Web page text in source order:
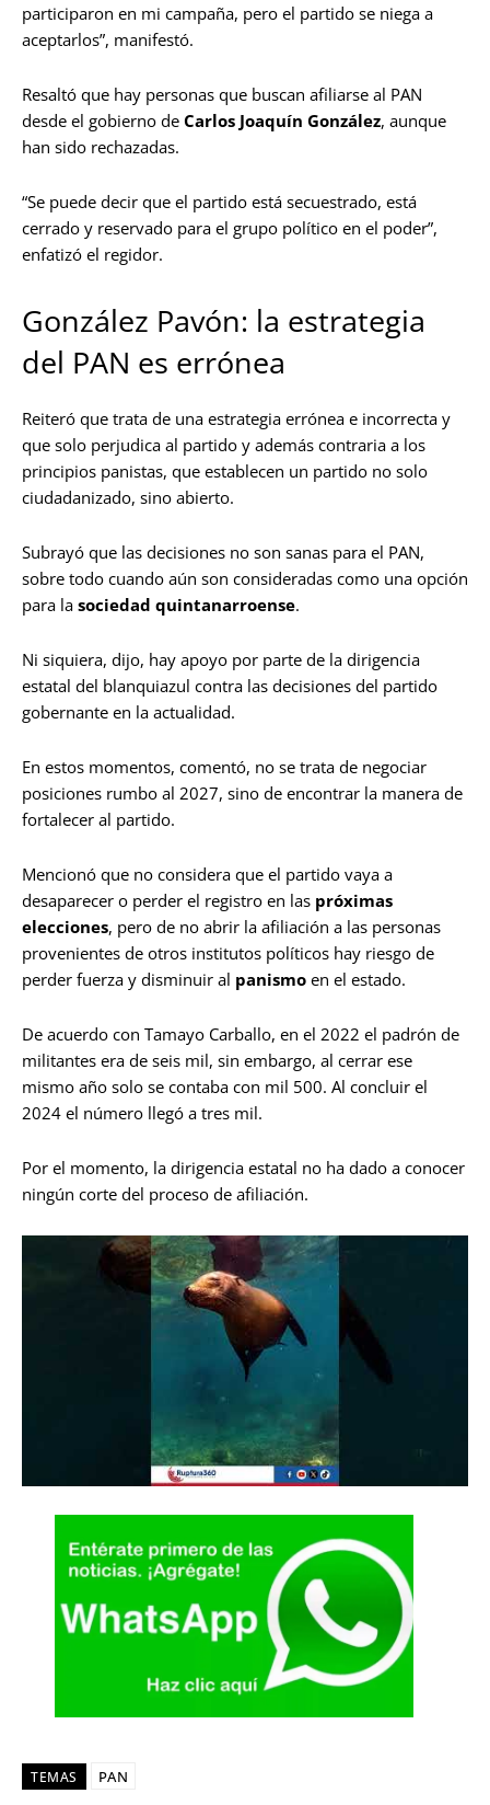
participaron en mi campaña, pero el partido se niega a
aceptarlos”, manifestó.
Resaltó que hay personas que buscan afiliarse al PAN
desde el gobierno de Carlos Joaquín González, aunque
han sido rechazadas.
“Se puede decir que el partido está secuestrado, está
cerrado y reservado para el grupo político en el poder”,
enfatizó el regidor.
González Pavón: la estrategia
del PAN es errónea
Reiteró que trata de una estrategia errónea e incorrecta y
que solo perjudica al partido y además contraria a los
principios panistas, que establecen un partido no solo
ciudadanizado, sino abierto.
Subrayó que las decisiones no son sanas para el PAN,
sobre todo cuando aún son consideradas como una opción
para la sociedad quintanarroense.
Ni siquiera, dijo, hay apoyo por parte de la dirigencia
estatal del blanquiazul contra las decisiones del partido
gobernante en la actualidad.
En estos momentos, comentó, no se trata de negociar
posiciones rumbo al 2027, sino de encontrar la manera de
fortalecer al partido.
Mencionó que no considera que el partido vaya a
desaparecer o perder el registro en las próximas
elecciones, pero de no abrir la afiliación a las personas
provenientes de otros institutos políticos hay riesgo de
perder fuerza y disminuir al panismo en el estado.
De acuerdo con Tamayo Carballo, en el 2022 el padrón de
militantes era de seis mil, sin embargo, al cerrar ese
mismo año solo se contaba con mil 500. Al concluir el
2024 el número llegó a tres mil.
Por el momento, la dirigencia estatal no ha dado a conocer
ningún corte del proceso de afiliación.
TEMAS PAN